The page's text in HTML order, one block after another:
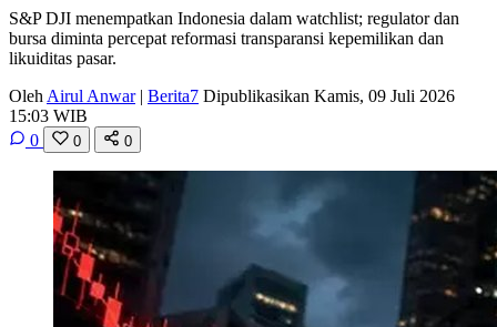
S&P DJI menempatkan Indonesia dalam watchlist; regulator dan
bursa diminta percepat reformasi transparansi kepemilikan dan
likuiditas pasar.
Oleh Airul Anwar | Berita7 Dipublikasikan Kamis, 09 Juli 2026
15:03 WIB
0
0 0